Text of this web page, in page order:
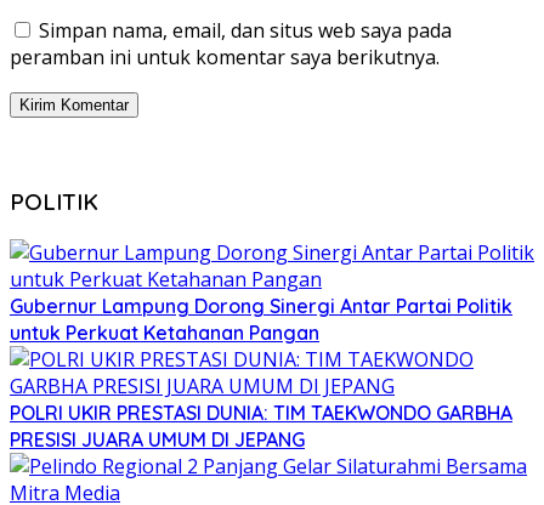
Simpan nama, email, dan situs web saya pada
peramban ini untuk komentar saya berikutnya.
POLITIK
Gubernur Lampung Dorong Sinergi Antar Partai Politik
untuk Perkuat Ketahanan Pangan
POLRI UKIR PRESTASI DUNIA: TIM TAEKWONDO GARBHA
PRESISI JUARA UMUM DI JEPANG